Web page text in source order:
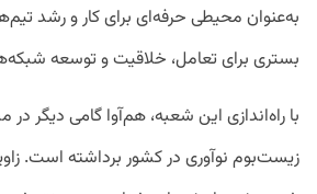
به‌عنوان محیطی حرفه‌ای برای کار و رشد
بستری برای تعامل، خلاقیت و توسعه
با راه‌اندازی این شعبه، هم‌آوا گامی دیگر
زیست‌بوم نوآوری در کشور برداشته است.